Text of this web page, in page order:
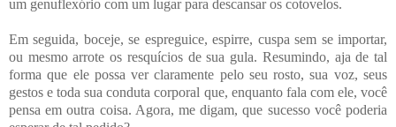
um genuflexório com um lugar para descansar os cotovelos.
Em seguida, boceje, se espreguice, espirre, cuspa sem se importar,
ou mesmo arrote os resquícios de sua gula. Resumindo, aja de tal
forma que ele possa ver claramente pelo seu rosto, sua voz, seus
gestos e toda sua conduta corporal que, enquanto fala com ele, você
pensa em outra coisa. Agora, me digam, que sucesso você poderia